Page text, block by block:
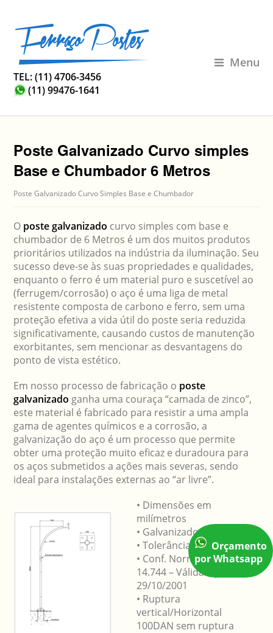
TEL: (11) 4706-3456
(11) 99476-1641
Menu
Orçamento
por Whatsapp
Poste Galvanizado Curvo simples
Base e Chumbador 6 Metros
Poste Galvanizado Curvo Simples Base e Chumbador
O poste galvanizado curvo simples com base e
chumbador de 6 Metros é um dos muitos produtos
prioritários utilizados na indústria da iluminação. Seu
sucesso deve-se às suas propriedades e qualidades,
enquanto o ferro é um material puro e suscetível ao
(ferrugem/corrosão) o aço é uma liga de metal
resistente composta de carbono e ferro, sem uma
proteção efetiva a vida útil do poste seria reduzida
significativamente, causando custos de manutenção
exorbitantes, sem mencionar as desvantagens do
ponto de vista estético.
Em nosso processo de fabricação o poste
galvanizado ganha uma couraça “camada de zinco”,
este material é fabricado para resistir a uma ampla
gama de agentes químicos e a corrosão, a
galvanização do aço é um processo que permite
obter uma proteção muito eficaz e duradoura para
os aços submetidos a ações mais severas, sendo
ideal para instalações externas ao “ar livre”.
• Dimensões em
milímetros
• Galvanizado a fogo
• Tolerância geral de 2%
• Conf. Norma ABNT
14.744 – Válida a partir e
29/10/2001
• Ruptura
vertical/Horizontal
100DAN sem ruptura